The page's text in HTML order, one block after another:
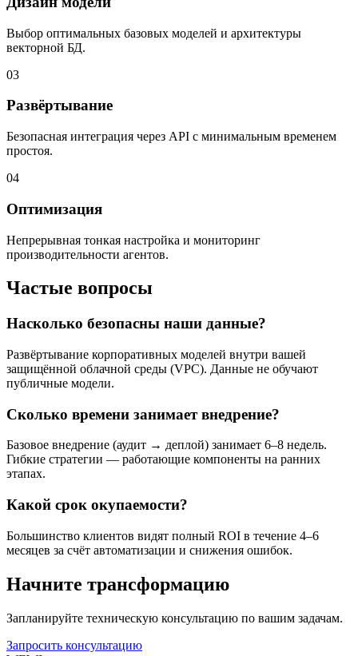
Выбор оптимальных базовых моделей и архитектуры
векторной БД.
03
Развёртывание
Безопасная интеграция через API с минимальным временем
простоя.
04
Оптимизация
Непрерывная тонкая настройка и мониторинг
производительности агентов.
Частые вопросы
Насколько безопасны наши данные?
Развёртывание корпоративных моделей внутри вашей
защищённой облачной среды (VPC). Данные не обучают
публичные модели.
Сколько времени занимает внедрение?
Базовое внедрение (аудит → деплой) занимает 6–8 недель.
Гибкие стратегии — работающие компоненты на ранних
этапах.
Какой срок окупаемости?
Большинство клиентов видят полный ROI в течение 4–6
месяцев за счёт автоматизации и снижения ошибок.
Начните трансформацию
Запланируйте техническую консультацию по вашим задачам.
Запросить консультацию